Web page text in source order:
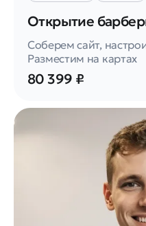
Открытие
Соберем сайт,
Разместим на картах
80 399 ₽